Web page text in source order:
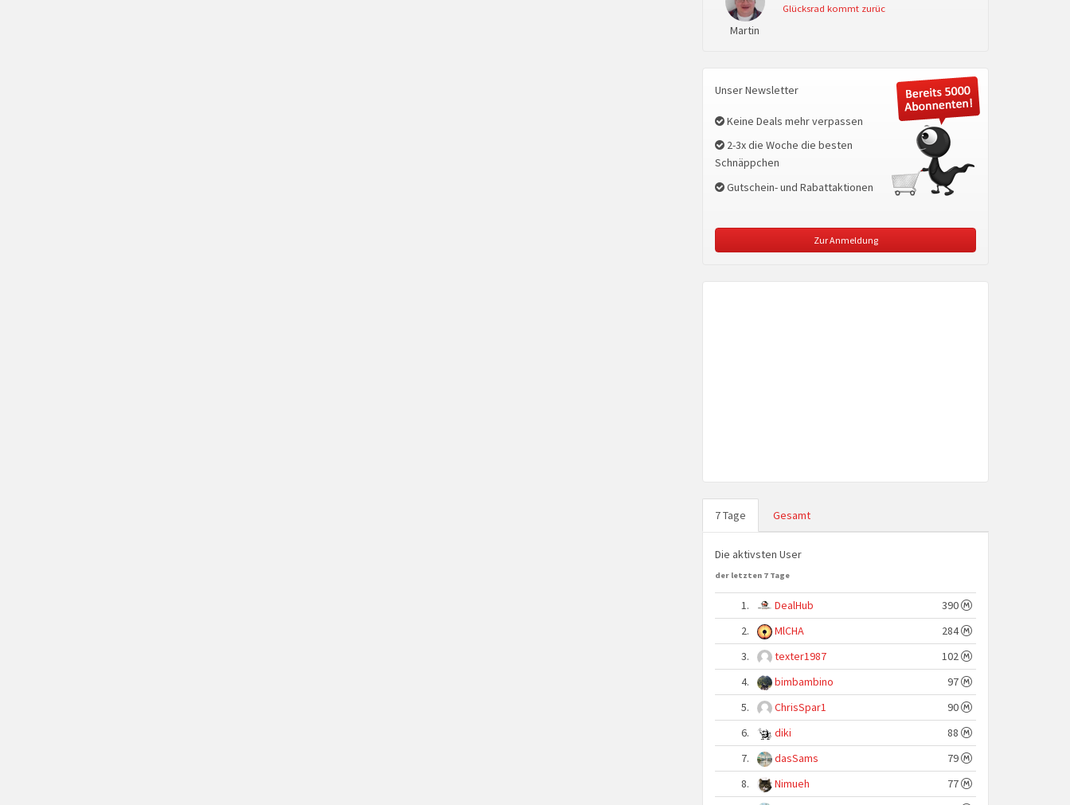
Martin
Glücksrad kommt zurüc
Unser Newsletter
Keine Deals mehr verpassen
2-3x die Woche die besten
Schnäppchen
Gutschein- und Rabattaktionen
Zur Anmeldung
7 Tage Gesamt
Die aktivsten User
der letzten 7 Tage
1. DealHub
390
2.
MlCHA
284
3.
texter1987
102
4.
bimbambino
97
5.
ChrisSpar1
90
6.
diki
88
7.
dasSams
79
8.
Nimueh
77